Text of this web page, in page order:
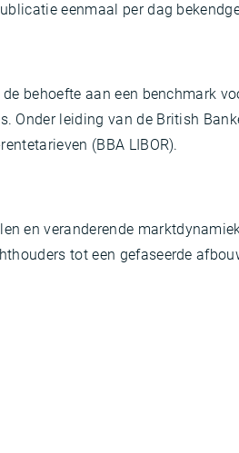
eenmaal per dag
behoefte aan een benchmark
Onder leiding van de British
(BBA LIBOR).
en veranderende
tot een gefaseerde